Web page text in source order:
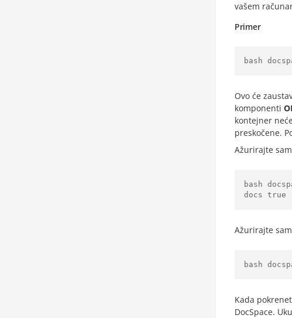
vašem
Primer
bash
Ovo će
komponenti
kontejner
preskočene.
Ažurirajte
bash
docs
Ažurirajte
bash
Kada
DocSpace.